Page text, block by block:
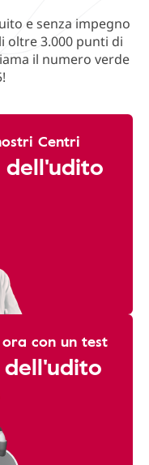
e senza impegno
oltre 3.000 punti di
il numero verde
Centri
con un test